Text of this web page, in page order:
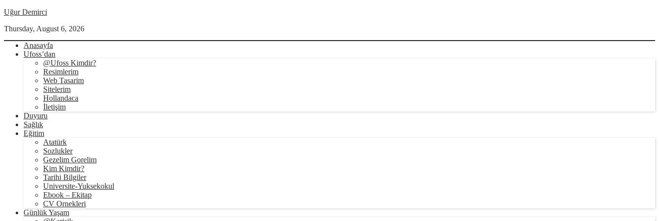
Uğur Demirci
Thursday, August 6, 2026
Anasayfa
Ufoss’dan
@Ufoss Kimdir?
Resimlerim
Web Tasarim
Sitelerim
Hollandaca
İletişim
Duyuru
Sağlık
Eğitim
Atatürk
Sozlukler
Gezelim Gorelim
Kim Kimdir?
Tarihi Bilgiler
Universite-Yuksekokul
Ebook – Ekitap
CV Ornekleri
Günlük Yaşam